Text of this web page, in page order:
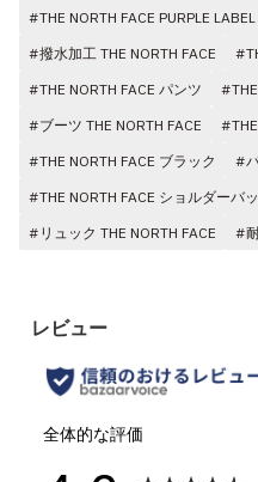
#THE NORTH FACE PURPLE
#撥水加工 THE NORTH FACE
#THE NORTH FACE パンツ
#ブーツ THE NORTH FACE
#THE NORTH FACE ブラック
#
#THE NORTH FACE ショルダーバ
#リュック THE NORTH FACE
#